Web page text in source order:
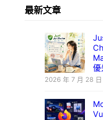
最新文章
優
2026 年 7 月 28 日